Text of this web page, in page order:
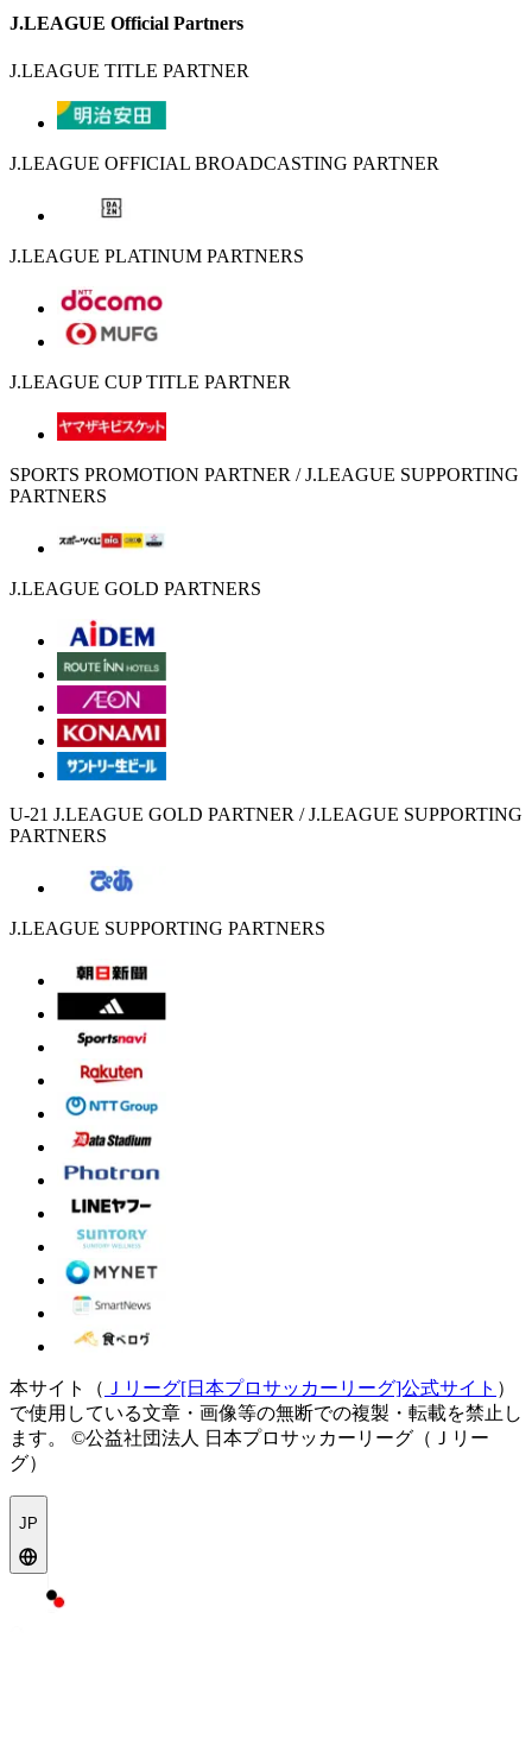
J.LEAGUE Official Partners
J.LEAGUE TITLE PARTNER
J.LEAGUE OFFICIAL BROADCASTING PARTNER
J.LEAGUE PLATINUM PARTNERS
J.LEAGUE CUP TITLE PARTNER
SPORTS PROMOTION PARTNER / J.LEAGUE SUPPORTING
PARTNERS
J.LEAGUE GOLD PARTNERS
U-21 J.LEAGUE GOLD PARTNER / J.LEAGUE SUPPORTING
PARTNERS
J.LEAGUE SUPPORTING PARTNERS
本サイト（ Ｊリーグ[日本プロサッカーリーグ]公式サイト ）
で使用している文章・画像等の無断での複製・転載を禁止し
ます。
©公益社団法人 日本プロサッカーリーグ（Ｊリー
グ）
JP